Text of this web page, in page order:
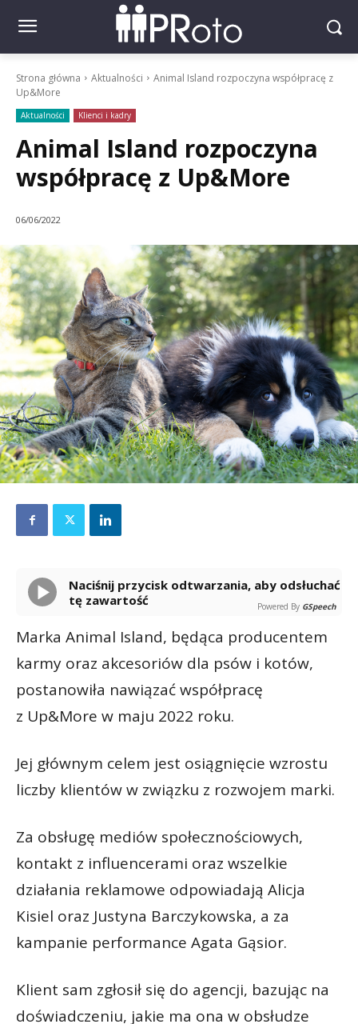
Strona główna Aktualności
Animal Island rozpoczyna współpracę z
Up&More
Aktualności Klienci i kadry
Animal Island rozpoczyna
współpracę z Up&More
06/06/2022
Naciśnij przycisk odtwarzania, aby odsłuchać
tę zawartość
Powered By GSpeech
Marka Animal Island, będąca producentem
karmy oraz akcesoriów dla psów i kotów,
postanowiła nawiązać współpracę
z Up&More w maju 2022 roku.
Jej głównym celem jest osiągnięcie wzrostu
liczby klientów w związku z rozwojem marki.
Za obsługę mediów społecznościowych,
kontakt z influencerami oraz wszelkie
działania reklamowe odpowiadają Alicja
Kisiel oraz Justyna Barczykowska, a za
kampanie performance Agata Gąsior.
Klient sam zgłosił się do agencji, bazując na
doświadczeniu, jakie ma ona w obsłudze